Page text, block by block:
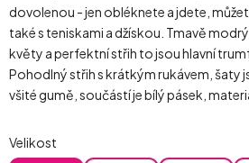
dovolenou - jen obléknete a jdete,
také s teniskami a džískou. Tmavě
květy a perfektní střih to jsou hlavní
Pohodlný střih s krátkým rukávem, šaty
všité gumě, součástí je bílý pásek,
Velikost